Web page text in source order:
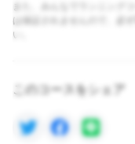
また、みんなでランニング
は保証されませんので、必
い。
このコースをシェア